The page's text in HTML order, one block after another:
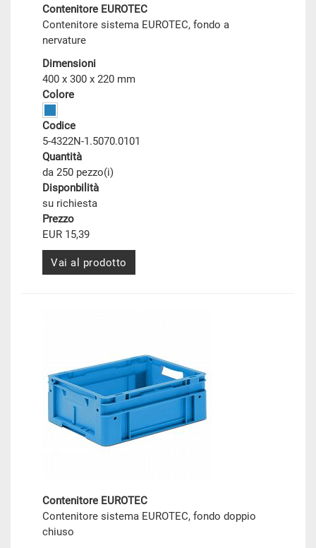
Contenitore EUROTEC
Contenitore sistema EUROTEC, fondo a
nervature
Dimensioni
400 x 300 x 220 mm
Colore
Codice
5-4322N-1.5070.0101
Quantità
da 250 pezzo(i)
Disponbilità
su richiesta
Prezzo
EUR 15,39
Vai al prodotto
Contenitore EUROTEC
Contenitore sistema EUROTEC, fondo doppio
chiuso